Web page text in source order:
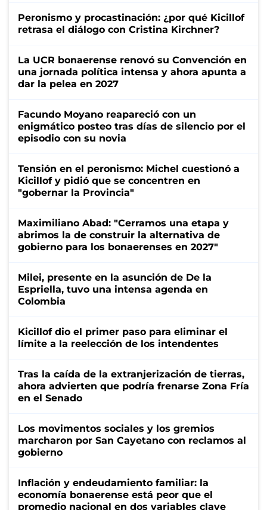
Peronismo y procastinación: ¿por qué Kicillof
retrasa el diálogo con Cristina Kirchner?
La UCR bonaerense renovó su Convención en
una jornada política intensa y ahora apunta a
dar la pelea en 2027
Facundo Moyano reapareció con un
enigmático posteo tras días de silencio por el
episodio con su novia
Tensión en el peronismo: Michel cuestionó a
Kicillof y pidió que se concentren en
"gobernar la Provincia"
Maximiliano Abad: "Cerramos una etapa y
abrimos la de construir la alternativa de
gobierno para los bonaerenses en 2027"
Milei, presente en la asunción de De la
Espriella, tuvo una intensa agenda en
Colombia
Kicillof dio el primer paso para eliminar el
límite a la reelección de los intendentes
Tras la caída de la extranjerización de tierras,
ahora advierten que podría frenarse Zona Fría
en el Senado
Los movimentos sociales y los gremios
marcharon por San Cayetano con reclamos al
gobierno
Inflación y endeudamiento familiar: la
economía bonaerense está peor que el
promedio nacional en dos variables clave